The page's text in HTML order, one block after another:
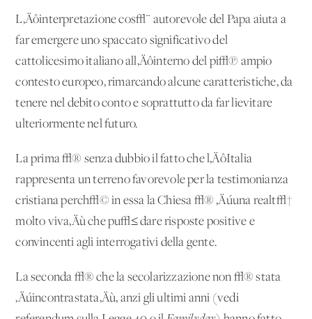
L‚Äôinterpretazione cos√¨ autorevole del Papa aiuta a
far emergere uno spaccato significativo del
cattolicesimo italiano all‚Äôinterno del pi√π ampio
contesto europeo, rimarcando alcune caratteristiche, da
tenere nel debito conto e soprattutto da far lievitare
ulteriormente nel futuro.
La prima √® senza dubbio il fatto che l‚ÄôItalia
rappresenta un terreno favorevole per la testimonianza
cristiana perch√© in essa la Chiesa √® ‚Äúuna realt√†
molto viva‚Äù che pu√≤ dare risposte positive e
convincenti agli interrogativi della gente.
La seconda √® che la secolarizzazione non √® stata
‚Äúincontrastata‚Äù, anzi gli ultimi anni (vedi